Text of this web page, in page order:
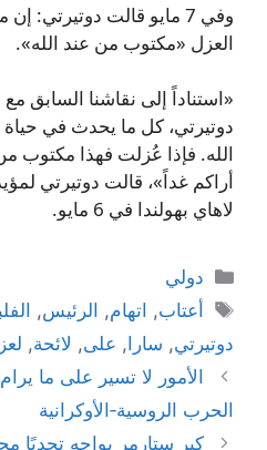
وفي 7 مايو قالت
العزل «مكتوب من عند الله».
«استناداً إلى نقاشنا السابق
دوتيرتي، كل ما يحدث في
الله. فإذا عُزلت فهذا مكتوب
أراكم غداً»، قالت دوتيرتي
لاهاي بهولندا في 6 مايو.
التصنيفات
دولي
الوسوم
أعتاب, اتهام, الرئيس,
دوتيرتي, سارا , على, لائحة,
الأمور لا تسير على ما
الحرب الروسية‑الأوكرانية
كير ستارمر يواجه تحديًا